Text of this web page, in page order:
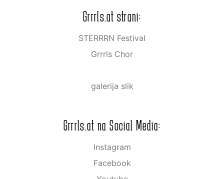
Grrrls.at strani:
STERRRN Festival
Grrrls Chor
galerija slik
Grrrls.at na Social Media:
Instagram
Facebook